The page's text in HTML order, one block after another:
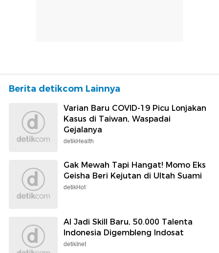
Berita detikcom Lainnya
Varian Baru COVID-19 Picu Lonjakan
Kasus di Taiwan, Waspadai
Gejalanya
detikHealth
Gak Mewah Tapi Hangat! Momo Eks
Geisha Beri Kejutan di Ultah Suami
detikHot
AI Jadi Skill Baru, 50.000 Talenta
Indonesia Digembleng Indosat
detikInet